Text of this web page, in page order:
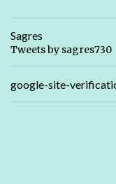
Sagres
Tweets by sagres730
google-site-